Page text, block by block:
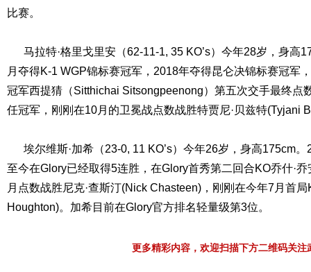
比赛。
马拉特·格里戈里安（62-11-1, 35 KO’s）今年28岁，身高
月夺得K-1 WGP锦标赛冠军，2018年夺得昆仑决锦标赛冠军
冠军西提猜（Sitthichai Sitsongpeenong）第五次交手最终点
任冠军，刚刚在10月的卫冕战点数战胜特贾尼·贝兹特(Tyjani
埃尔维斯·加希（23-0, 11 KO’s）今年26岁，身高175cm。
至今在Glory已经取得5连胜，在Glory首秀第二回合KO乔什·
月点数战胜尼克·查斯汀(Nick Chasteen)，刚刚在今年7月首
Houghton)。加希目前在Glory官方排名轻量级第3位。
更多精彩内容，欢迎扫描下方二维码关注